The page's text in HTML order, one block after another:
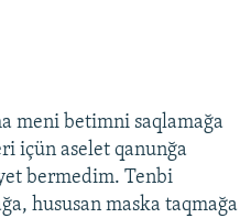
meni betimni saqlamağa
içün aselet qanunğa
bermedim. Tenbi
hususan maska taqmağa